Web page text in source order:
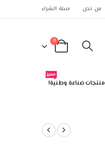
من نحن سلة الشراء
0
منتجات صناعة وطنية!
مميز